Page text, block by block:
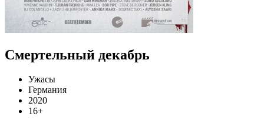
Смертельный декабрь
Ужасы
Германия
2020
16+